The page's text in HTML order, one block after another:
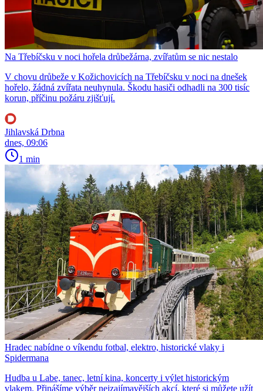
Na Třebíčsku v noci hořela drůbežárna, zvířatům se nic nestalo
V chovu drůbeže v Kožichovicích na Třebíčsku v noci na dnešek
hořelo, žádná zvířata neuhynula. Škodu hasiči odhadli na 300 tisíc
korun, příčinu požáru zjišťují.
Jihlavská Drbna
dnes, 09:06
1 min
Hradec nabídne o víkendu fotbal, elektro, historické vlaky i
Spidermana
Hudba u Labe, tanec, letní kina, koncerty i výlet historickým
vlakem. Přinášíme výběr nejzajímavějších akcí, které si můžete užít